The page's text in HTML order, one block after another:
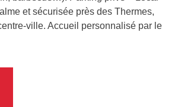
et sécurisée près des Thermes,
ville. Accueil personnalisé par le